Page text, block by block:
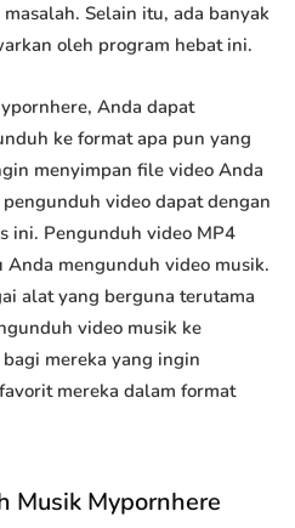
Selain itu, ada banyak
oleh program hebat ini.
Anda dapat
ke format apa pun yang
menyimpan file video Anda
video dapat dengan
ini. Pengunduh video MP4
mengunduh video musik.
alat yang berguna terutama
video musik ke
mereka yang ingin
mereka dalam format
Musik Mypornhere